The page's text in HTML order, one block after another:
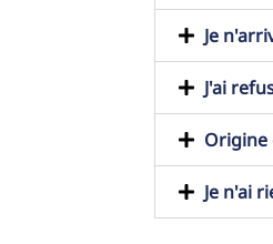
Je
J'ai
Origine
Je n'ai